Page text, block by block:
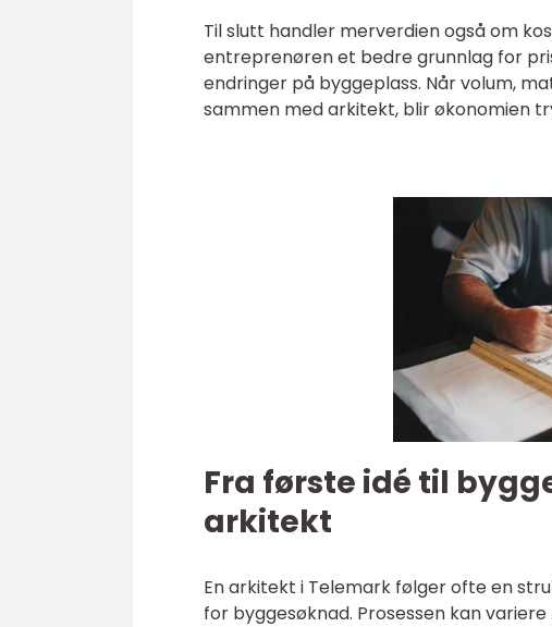
Til slutt handler merverdien også om
entreprenøren et bedre grunnlag for
endringer på byggeplass. Når volum,
sammen med arkitekt, blir økonomien
Fra første idé til
arkitekt
En arkitekt i Telemark følger ofte en
for byggesøknad. Prosessen kan